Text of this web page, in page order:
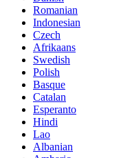
Romanian
Indonesian
Czech
Afrikaans
Swedish
Polish
Basque
Catalan
Esperanto
Hindi
Lao
Albanian